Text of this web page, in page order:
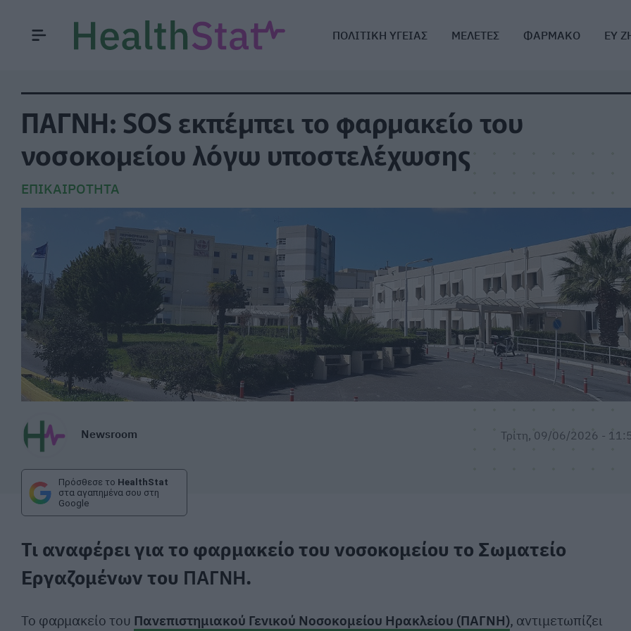
ΠΟΛΙΤΙΚΗ ΥΓΕΙΑΣ ΜΕΛΕΤΕΣ ΦΑΡΜΑΚΟ ΕΥ
ΠΑΓΝΗ: SOS εκπέμπει το φαρμακείο του
νοσοκομείου λόγω υποστελέχωσης
ΕΠΙΚΑΙΡΌΤΗΤΑ
Newsroom Τρίτη, 09/06/2026 -
Πρόσθεσε το HealthStat
στα αγαπημένα σου στη
Google
Τι αναφέρει για το φαρμακείο του νοσοκομείου το Σωματείο
Εργαζομένων του ΠΑΓΝΗ.
Το φαρμακείο του Πανεπιστημιακού Γενικού Νοσοκομείου Ηρακλείου (ΠΑΓΝΗ), αντιμετωπίζει